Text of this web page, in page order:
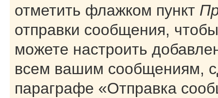
отметить флажком пункт
отправки сообщения,
можете настроить
всем вашим сообщениям,
параграфе «Отправка